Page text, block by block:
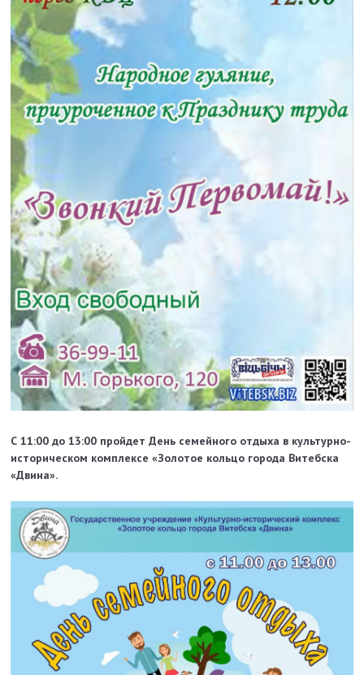
С 11:00 до 13:00 пройдет День семейного отдыха в культурно-
историческом комплексе «Золотое кольцо города Витебска
«Двина».